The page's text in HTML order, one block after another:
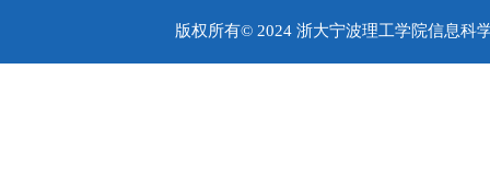
版权所有© 2024 浙大宁波理工学院信息科